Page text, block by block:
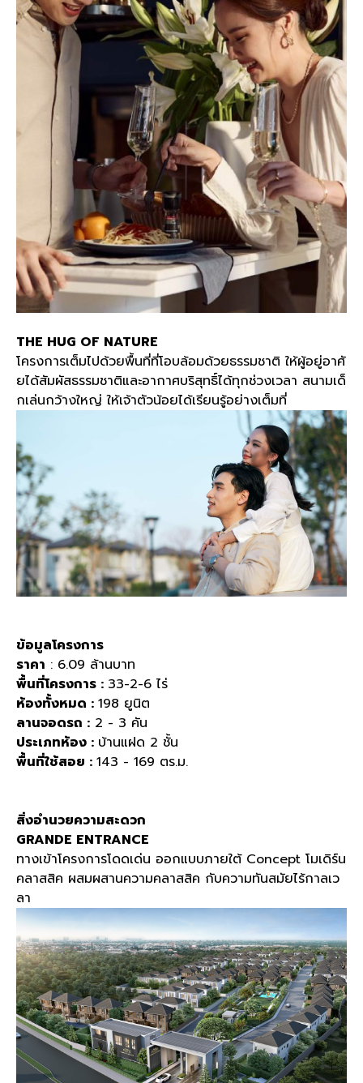
THE HUG OF NATURE
โครงการเต็มไปด้วยพื้นที่ที่โอบล้อมด้วยธรรมชาติ ให้ผู้อยู่อาศั
ยได้สัมผัสธรรมชาติและอากาศบริสุทธิ์ได้ทุกช่วงเวลา สนามเด็
กเล่นกว้างใหญ่ ให้เจ้าตัวน้อยได้เรียนรู้อย่างเต็มที่
ข้อมูลโครงการ
ราคา : 6.09 ล้านบาท
พื้นที่โครงการ : 33-2-6 ไร่
ห้องทั้งหมด : 198 ยูนิต
ลานจอดรถ : 2 - 3 คัน
ประเภทห้อง : บ้านแฝด 2 ชั้น
พื้นที่ใช้สอย : 143 - 169 ตร.ม.
สิ่งอำนวยความสะดวก
GRANDE ENTRANCE
ทางเข้าโครงการโดดเด่น ออกแบบภายใต้Concept โมเดิร์น
คลาสสิค ผสมผสานความคลาสสิค กับความทันสมัยไร้กาลเว
ลา